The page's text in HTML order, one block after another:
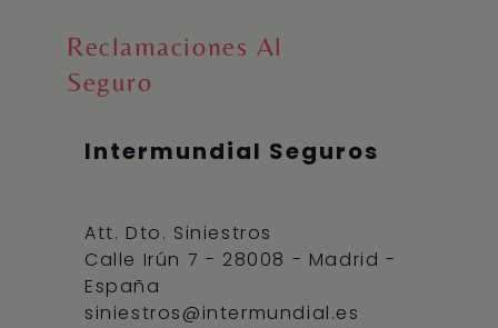
Reclamaciones Al
Seguro
Intermundial Seguros
Att. Dto. Siniestros
Calle Irún 7 - 28008 - Madrid -
España
siniestros@intermundial.es